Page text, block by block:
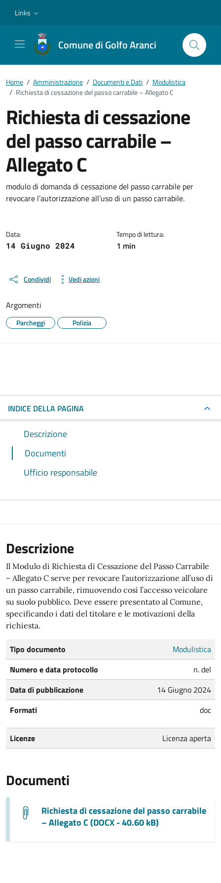
Links
Comune di Golfo Aranci
Home / Amministrazione / Documenti e Dati / Modulistica
/ Richiesta di cessazione del passo carrabile – Allegato C
Richiesta di cessazione
del passo carrabile –
Allegato C
Dettagli del documento
modulo di domanda di cessazione del passo carrabile per
revocare l’autorizzazione all’uso di un passo carrabile.
Data:
14 Giugno 2024
Tempo di lettura:
1 min
Condividi Vedi azioni
Argomenti
Parcheggi Polizia
INDICE DELLA PAGINA
Descrizione
Documenti
Ufficio responsabile
Descrizione
Il Modulo di Richiesta di Cessazione del Passo Carrabile
– Allegato C serve per revocare l’autorizzazione all’uso di
un passo carrabile, rimuovendo così l’accesso veicolare
su suolo pubblico. Deve essere presentato al Comune,
specificando i dati del titolare e le motivazioni della
richiesta.
Tipo documento
Modulistica
Numero e data protocollo
n. del
Data di pubblicazione
14 Giugno 2024
Formati
doc
Licenze Licenza aperta
Documenti
Richiesta di cessazione del passo carrabile
– Allegato C (DOCX - 40.60 kB)